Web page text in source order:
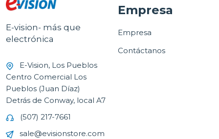
E-vision- más que
electrónica
E-Vision, Los Pueblos
Centro Comercial Los
Pueblos (Juan Díaz)
Detrás de Conway, local A7
(507) 217-7661
sale@evisionstore.com
Empresa
Empresa
Contáctanos